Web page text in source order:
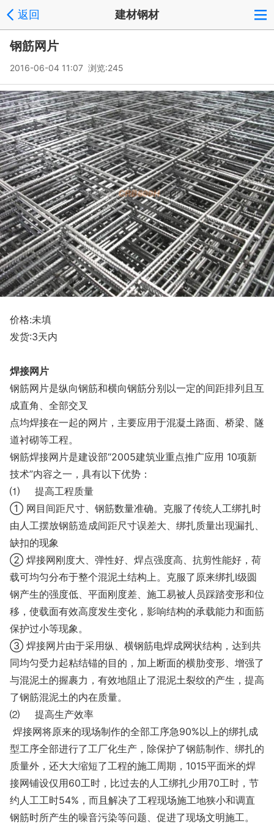
返回 建材钢材
钢筋网片
2016-06-04 11:07 浏览:245
价格:未填
发货:3天内
焊接网片
钢筋网片是纵向钢筋和横向钢筋分别以一定的间距排列且互
成直角、全部交叉
点均焊接在一起的网片，主要应用于混凝土路面、桥梁、隧
道衬砌等工程。
钢筋焊接网片是建设部“2005建筑业重点推广应用 10项新
技术”内容之一，具有以下优势：
⑴
提高工程质量
① 网目间距尺寸、钢筋数量准确。克服了传统人工绑扎时
由人工摆放钢筋造成间距尺寸误差大、绑扎质量出现漏扎、
缺扣的现象
② 焊接网刚度大、弹性好、焊点强度高、抗剪性能好，荷
载可均匀分布于整个混泥土结构上。克服了原来绑扎I级圆
钢产生的强度低、平面刚度差、施工易被人员踩踏变形和位
移，使载面有效高度发生变化，影响结构的承载能力和面筋
保护过小等现象。
③ 焊接网片由于采用纵、横钢筋电焊成网状结构，达到共
同均匀受力起粘结锚的目的，加上断面的横肋变形、增强了
与混泥土的握裹力，有效地阻止了混泥土裂纹的产生，提高
了钢筋混泥土的内在质量。
⑵
提高生产效率
焊接网将原来的现场制作的全部工序急90%以上的绑扎成
型工序全部进行了工厂化生产，除保护了钢筋制作、绑扎的
质量外，还大大缩短了工程的施工周期，1015平面米的焊
接网铺设仅用60工时，比过去的人工绑扎少用70工时，节
约人工工时54%，而且解决了工程现场施工地狭小和调直
钢筋时所产生的噪音污染等问题、促进了现场文明施工。